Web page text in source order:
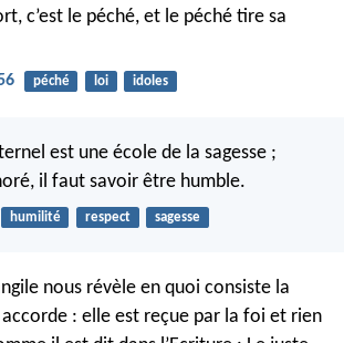
c’est le péché, et le péché tire sa
péché loi idoles
est une école de la sagesse ;
il faut savoir être humble.
humilité respect sagesse
nous révèle en quoi consiste la
: elle est reçue par la foi et rien